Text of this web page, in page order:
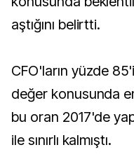
aştığını belirtti.
CFO'ların yüzde
değer konusunda
bu oran 2017'de
ile sınırlı kalmıştı.